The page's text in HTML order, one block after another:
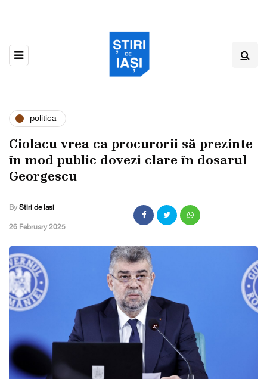
politica
Ciolacu vrea ca procurorii să prezinte
în mod public dovezi clare în dosarul
Georgescu
By Stiri de Iasi
,26 February 2025